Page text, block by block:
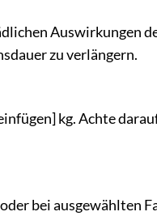
Auswirkungen
zu verlängern.
kg. Achte
bei ausgewählten